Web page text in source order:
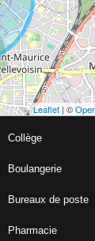
Leaflet | ©
Collège
Boulangerie
Bureaux de poste
Pharmacie